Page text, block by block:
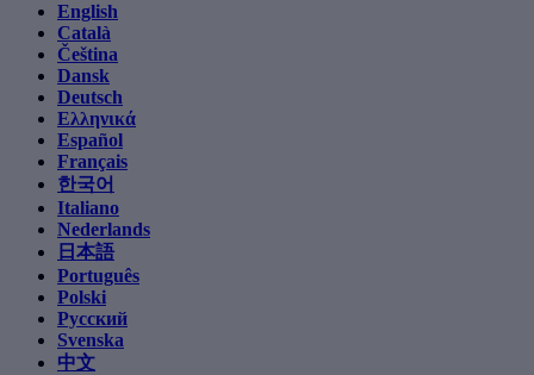
English
Català
Čeština
Dansk
Deutsch
Ελληνικά
Español
Français
한국어
Italiano
Nederlands
日本語
Português
Polski
Русский
Svenska
中文